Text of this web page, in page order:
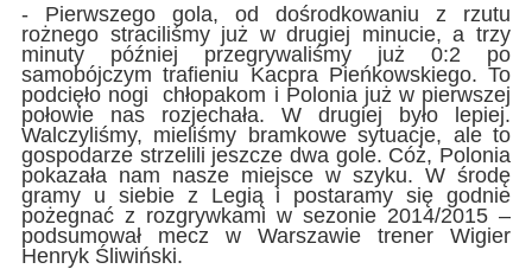
- Pierwszego gola, od dośrodkowaniu z rzutu
rożnego straciliśmy już w drugiej minucie, a trzy
minuty później przegrywaliśmy już 0:2 po
samobójczym trafieniu Kacpra Pieńkowskiego. To
podcięło nogi chłopakom i Polonia już w pierwszej
połowie nas rozjechała. W drugiej było lepiej.
Walczyliśmy, mieliśmy bramkowe sytuacje, ale to
gospodarze strzelili jeszcze dwa gole. Cóż, Polonia
pokazała nam nasze miejsce w szyku. W środę
gramy u siebie z Legią i postaramy się godnie
pożegnać z rozgrywkami w sezonie 2014/2015 –
podsumował mecz w Warszawie trener Wigier
Henryk Śliwiński.